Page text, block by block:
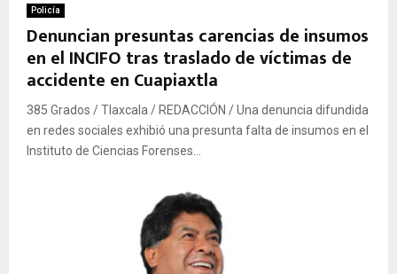
Policía
Denuncian presuntas carencias de insumos
en el INCIFO tras traslado de víctimas de
accidente en Cuapiaxtla
385 Grados / Tlaxcala / REDACCIÓN / Una denuncia difundida
en redes sociales exhibió una presunta falta de insumos en el
Instituto de Ciencias Forenses...